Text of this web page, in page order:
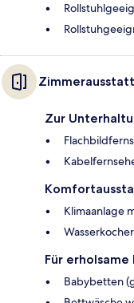
Zur
Klimaanlage
Wasserkocher
Für erholsame
Babybetten